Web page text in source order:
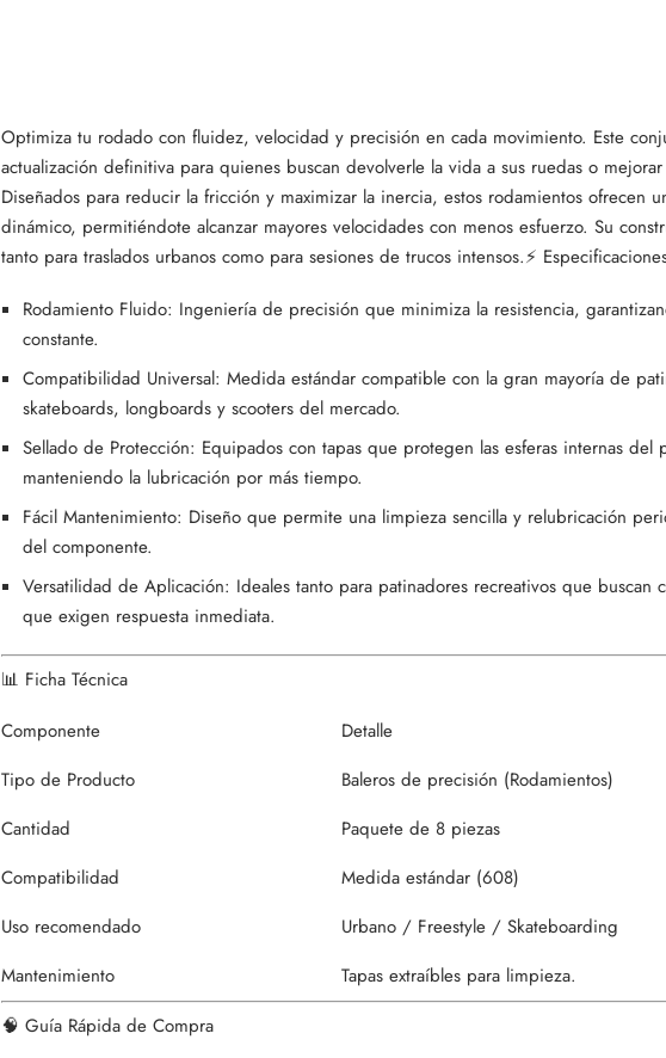
Optimiza tu rodado con fluidez, velocidad y precisión en cada movimiento. Este
actualización definitiva para quienes buscan devolverle la vida a sus ruedas o
Diseñados para reducir la fricción y maximizar la inercia, estos rodamientos ofrecen
dinámico, permitiéndote alcanzar mayores velocidades con menos esfuerzo. Su
tanto para traslados urbanos como para sesiones de trucos intensos.⚡
Rodamiento Fluido: Ingeniería de precisión que minimiza la resistencia,
constante.
Compatibilidad Universal: Medida estándar compatible con la gran mayoría de
skateboards, longboards y scooters del mercado.
Sellado de Protección: Equipados con tapas que protegen las esferas internas del
manteniendo la lubricación por más tiempo.
Fácil Mantenimiento: Diseño que permite una limpieza sencilla y relubricación
del componente.
Versatilidad de Aplicación: Ideales tanto para patinadores recreativos que buscan
que exigen respuesta inmediata.
📊 Ficha Técnica
Componente
Detalle
Tipo de Producto
Baleros de precisión (Rodamientos)
Cantidad
Paquete de 8 piezas
Compatibilidad
Medida estándar (608)
Uso recomendado
Urbano / Freestyle / Skateboarding
Mantenimiento
Tapas extraíbles para limpieza.
🧠 Guía Rápida de Compra